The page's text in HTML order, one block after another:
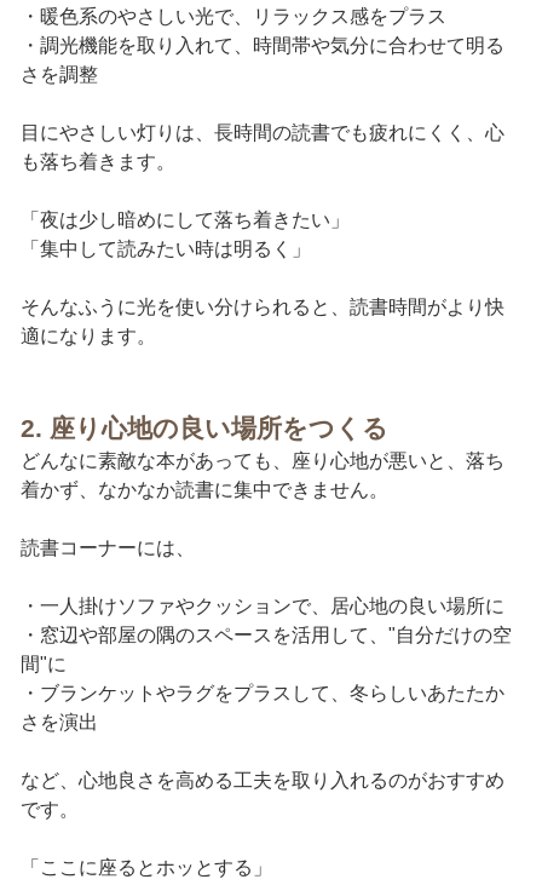
・暖色系のやさしい光で、リラックス感をプラス
・調光機能を取り入れて、時間帯や気分に合わせて明る
さを調整
目にやさしい灯りは、長時間の読書でも疲れにくく、心
も落ち着きます。
「夜は少し暗めにして落ち着きたい」
「集中して読みたい時は明るく」
そんなふうに光を使い分けられると、読書時間がより快
適になります。
2. 座り心地の良い場所をつくる
どんなに素敵な本があっても、座り心地が悪いと、落ち
着かず、なかなか読書に集中できません。
読書コーナーには、
・一人掛けソファやクッションで、居心地の良い場所に
・窓辺や部屋の隅のスペースを活用して、"自分だけの空
間"に
・ブランケットやラグをプラスして、冬らしいあたたか
さを演出
など、心地良さを高める工夫を取り入れるのがおすすめ
です。
「ここに座るとホッとする」